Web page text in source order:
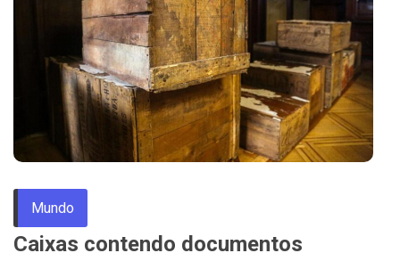
Mundo
Caixas contendo documentos